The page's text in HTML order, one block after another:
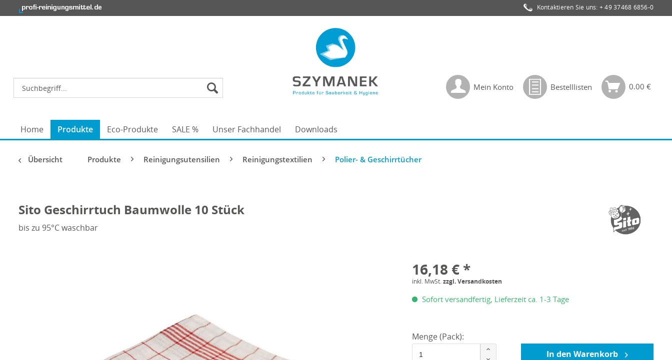
Kontaktieren Sie uns: + 49 37468 6856-0
Mein Konto Bestelllisten 0,00 €
Home Produkte Eco-Produkte SALE % Unser Fachhandel Downloads
Übersicht Produkte Reinigungsutensilien Reinigungstextilien Polier- & Geschirrtücher
Sito Geschirrtuch Baumwolle 10 Stück
bis zu 95°C waschbar
16,18 € *
inkl. MwSt.zzgl. Versandkosten
Sofort versandfertig, Lieferzeit ca. 1-3 Tage
Menge (Pack):
In den Warenkorb